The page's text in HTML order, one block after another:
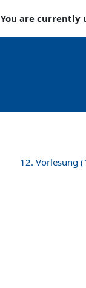
You are currently
12. Vorlesung